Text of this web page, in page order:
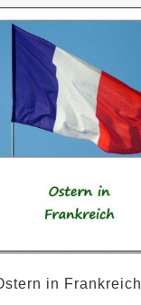
in Frankreich